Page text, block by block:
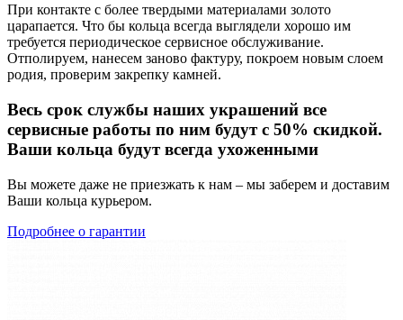
При контакте с более твердыми материалами золото
царапается. Что бы кольца всегда выглядели хорошо им
требуется периодическое сервисное обслуживание.
Отполируем, нанесем заново фактуру, покроем новым слоем
родия, проверим закрепку камней.
Весь срок службы наших украшений все
сервисные работы по ним будут с 50% скидкой.
Ваши кольца будут всегда ухоженными
Вы можете даже не приезжать к нам – мы заберем и доставим
Ваши кольца курьером.
Подробнее о гарантии